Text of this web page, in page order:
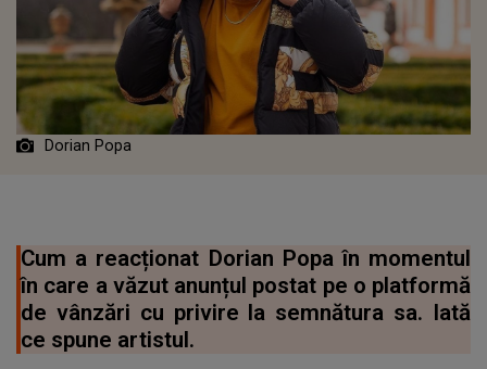
Dorian Popa
Cum a reacționat Dorian Popa în momentul
în care a văzut anunțul postat pe o platformă
de vânzări cu privire la semnătura sa. Iată
ce spune artistul.